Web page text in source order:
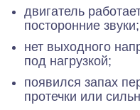
двигатель
посторонние звуки;
нет выходного
под нагрузкой;
появился запах
протечки или